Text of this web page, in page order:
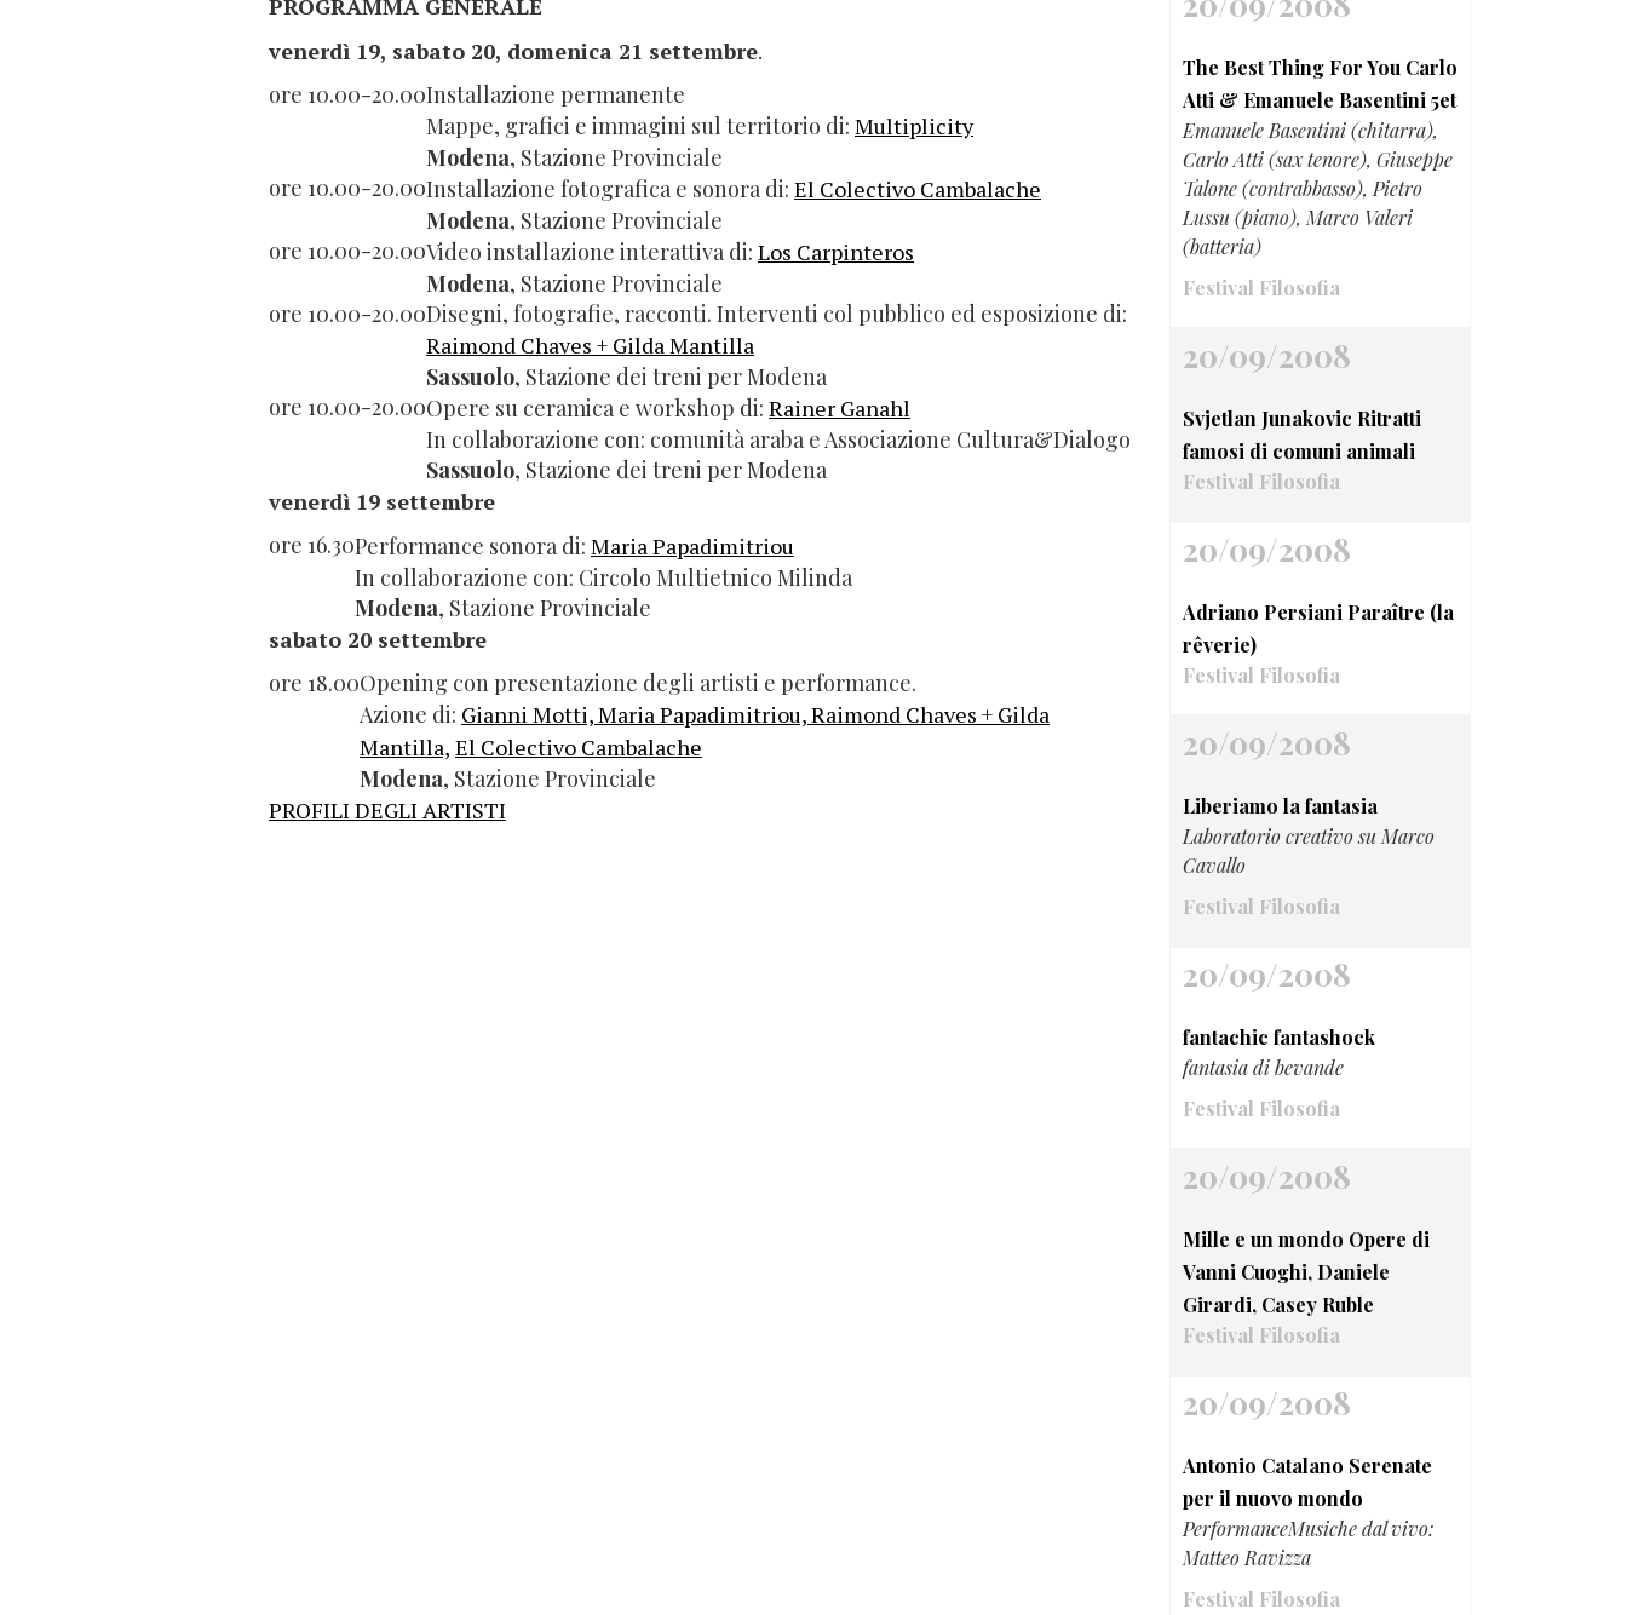
PROGRAMMA GENERALE
venerdì 19, sabato 20, domenica 21 settembre.
ore 10.00-20.00Installazione permanente
Mappe, grafici e immagini sul territorio di: Multiplicity
Modena, Stazione Provinciale
ore 10.00-20.00Installazione fotografica e sonora di: El Colectivo Cambalache
Modena, Stazione Provinciale
ore 10.00-20.00Video installazione interattiva di: Los Carpinteros
Modena, Stazione Provinciale
ore 10.00-20.00Disegni, fotografie, racconti. Interventi col pubblico ed esposizione di:
Raimond Chaves + Gilda Mantilla
Sassuolo, Stazione dei treni per Modena
ore 10.00-20.00Opere su ceramica e workshop di: Rainer Ganahl
In collaborazione con: comunità araba e Associazione Cultura&Dialogo
Sassuolo, Stazione dei treni per Modena
venerdì 19 settembre
ore 16.30Performance sonora di: Maria Papadimitriou
In collaborazione con: Circolo Multietnico Milinda
Modena, Stazione Provinciale
sabato 20 settembre
ore 18.00Opening con presentazione degli artisti e performance.
Azione di: Gianni Motti, Maria Papadimitriou, Raimond Chaves + Gilda
Mantilla, El Colectivo Cambalache
Modena, Stazione Provinciale
PROFILI DEGLI ARTISTI
The Best Thing For You Carlo
Atti & Emanuele Basentini 5et
Emanuele Basentini (chitarra),
Carlo Atti (sax tenore), Giuseppe
Talone (contrabbasso), Pietro
Lussu (piano), Marco Valeri
(batteria)
Festival Filosofia
20/09/2008
Svjetlan Junakovic Ritratti
famosi di comuni animali
Festival Filosofia
20/09/2008
Adriano Persiani Paraître (la
rêverie)
Festival Filosofia
20/09/2008
Liberiamo la fantasia
Laboratorio creativo su Marco
Cavallo
Festival Filosofia
20/09/2008
fantachic fantashock
fantasia di bevande
Festival Filosofia
20/09/2008
Mille e un mondo Opere di
Vanni Cuoghi, Daniele
Girardi, Casey Ruble
Festival Filosofia
20/09/2008
Antonio Catalano Serenate
per il nuovo mondo
PerformanceMusiche dal vivo:
Matteo Ravizza
Festival Filosofia